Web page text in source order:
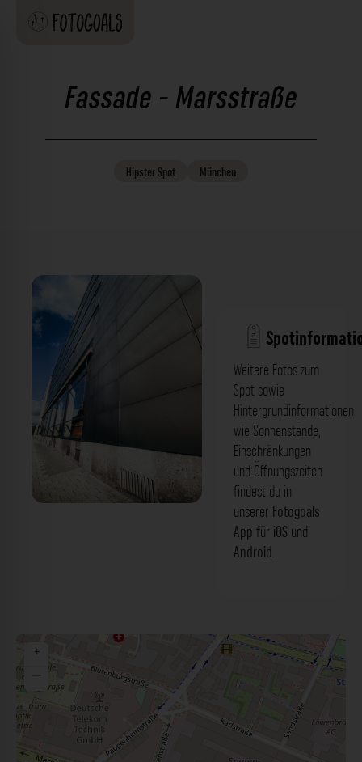
Fassade - Marsstraße
HipsterSpot München
Weitere Fotos zum
Spot sowie
Hintergrundinformationen
wie Sonnenstände,
Einschränkungen
und Öffnungszeiten
findest du in
unserer Fotogoals
App für iOS und
Android.
+
−